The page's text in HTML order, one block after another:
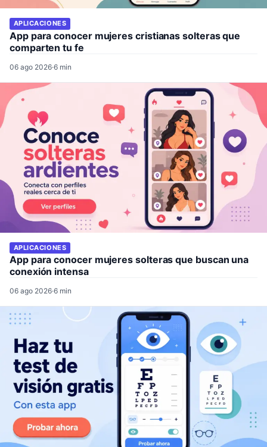
APLICACIONES
App para conocer mujeres cristianas solteras que
comparten tu fe
06 ago 2026·6 min
APLICACIONES
App para conocer mujeres solteras que buscan una
conexión intensa
06 ago 2026·6 min